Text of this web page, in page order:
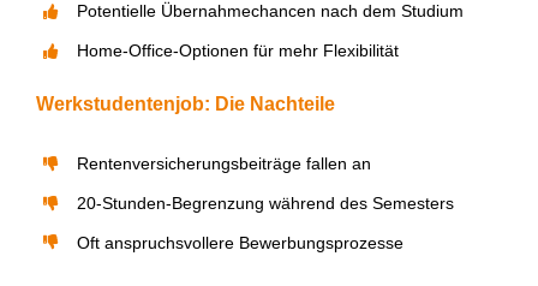
Potentielle Übernahmechancen nach dem Studium
Home-Office-Optionen für mehr Flexibilität
Werkstudentenjob: Die Nachteile
Rentenversicherungsbeiträge fallen an
20-Stunden-Begrenzung während des Semesters
Oft anspruchsvollere Bewerbungsprozesse